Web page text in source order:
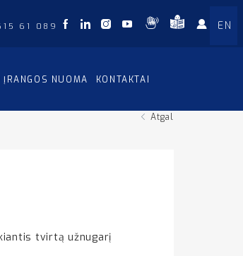
61 089 EN
ĮRANGOS NUOMA KONTAKTAI
Atgal
tvirtą užnugarį